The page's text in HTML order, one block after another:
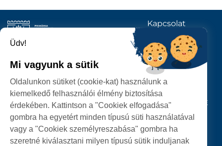
SZEMÉLYES ADATOK VÉDELME
SZATMÁRNÉMETI
POLGÁRMESTERI HIVATAL
P-ȚA 25 OCTOMBRIE, NR. 1 CORP M, 440026 SATU MARE
Kapcsolat
KÖVESSENEK
Üdv!
Mi vagyunk a sütik
Oldalunkon sütiket (cookie-kat) használunk a
kiemelkedő felhasználói élmény biztosítása
érdekében. Kattintson a "Cookiek elfogadása"
gombra ha egyetért minden típusú süti használatával
vagy a "Cookiek személyreszabása" gombra ha
szeretné kiválasztani milyen típusú sütik induljanak